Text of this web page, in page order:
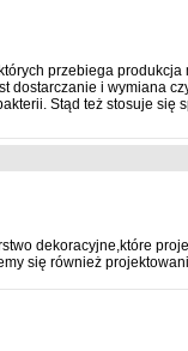
przebiega
dostarczanie i wymiana
Stąd też stosuje się
dekoracyjne,które
się również